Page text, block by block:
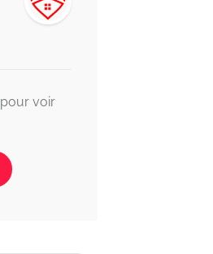
pour voir